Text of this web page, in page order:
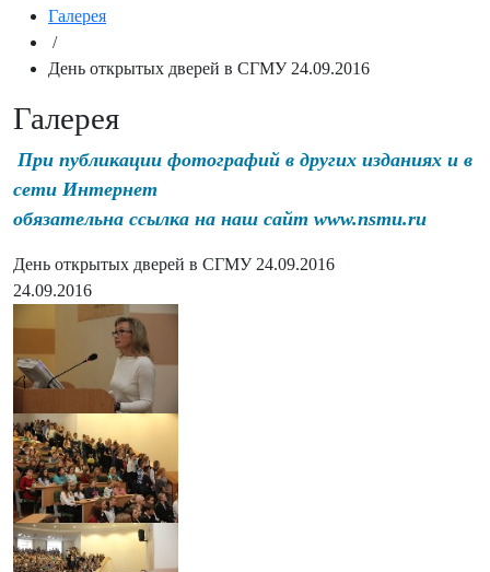
Галерея
/
День открытых дверей в СГМУ 24.09.2016
Галерея
При публикации фотографий в других изданиях и в
сети Интернет
обязательна ссылка на наш сайт www.nsmu.ru
День открытых дверей в СГМУ 24.09.2016
24.09.2016